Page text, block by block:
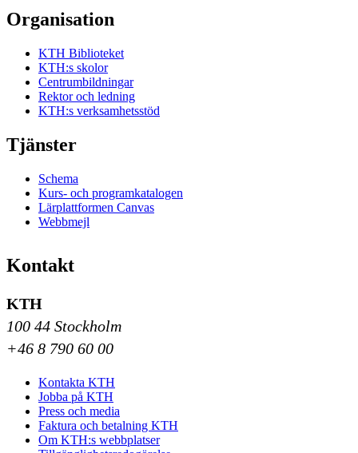
Organisation
KTH Biblioteket
KTH:s skolor
Centrumbildningar
Rektor och ledning
KTH:s verksamhetsstöd
Tjänster
Schema
Kurs- och programkatalogen
Lärplattformen Canvas
Webbmejl
Kontakt
KTH
100 44 Stockholm
+46 8 790 60 00
Kontakta KTH
Jobba på KTH
Press och media
Faktura och betalning KTH
Om KTH:s webbplatser